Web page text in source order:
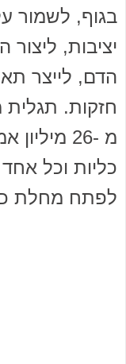
בגוף, לשמור
יציבות,
הדם, לייצר
חזקות. תגלית
מ -26
כליות וכל
לפתח מחלת